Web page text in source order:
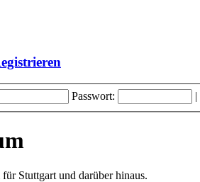
Passwort: |
Stuttgart und darüber hinaus.